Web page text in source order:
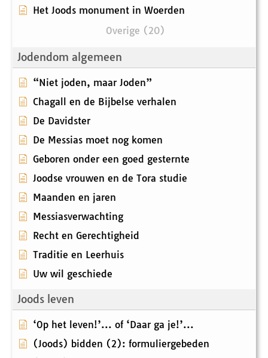
Het Joods monument in Woerden
Overige (20)
Jodendom algemeen
“Niet joden, maar Joden”
Chagall en de Bijbelse verhalen
De Davidster
De Messias moet nog komen
Geboren onder een goed gesternte
Joodse vrouwen en de Tora studie
Maanden en jaren
Messiasverwachting
Recht en Gerechtigheid
Traditie en Leerhuis
Uw wil geschiede
Joods leven
‘Op het leven!’... of ‘Daar ga je!’...
(Joods) bidden (2): formuliergebeden